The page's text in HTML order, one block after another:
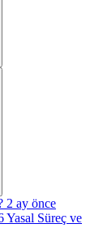
2 ay önce
Yasal Süreç ve